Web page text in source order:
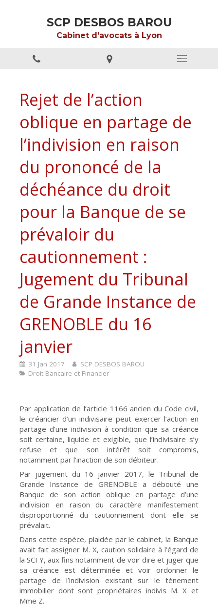
SCP DESBOS BAROU
Cabinet d'avocats à Lyon
Rejet de l’action
oblique en partage de
l’indivision en raison
du prononcé de la
déchéance du droit
pour la Banque de se
prévaloir du
cautionnement :
Jugement du Tribunal
de Grande Instance de
GRENOBLE du 16
janvier
31 Jan 2017
SCP DESBOS BAROU
Droit Bancaire et Financier
Par application de l’article 1166 ancien du Code civil,
le créancier d’un indivisaire peut exercer l’action en
partage d’une indivision à condition que sa créance
soit certaine, liquide et exigible, que l’indivisaire s’y
refuse et que son intérêt soit compromis,
notamment par l’inaction de son débiteur.
Par jugement du 16 janvier 2017, le Tribunal de
Grande Instance de GRENOBLE a débouté une
Banque de son action oblique en partage d’une
indivision en raison du caractère manifestement
disproportionné du cautionnement dont elle se
prévalait.
Dans cette espèce, plaidée par le cabinet, la Banque
avait fait assigner M. X, caution solidaire à l’égard de
la SCI Y, aux fins notamment de voir dire et juger que
sa créance est déterminée et voir ordonner le
partage de l’indivision existant sur le tènement
immobilier dont sont propriétaires indivis M. X et
Mme Z.